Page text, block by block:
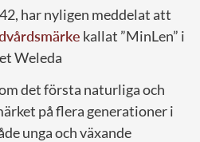
har nyligen meddelat att
kallat ”MinLen” i
Weleda
det första naturliga och
på flera generationer i
unga och växande